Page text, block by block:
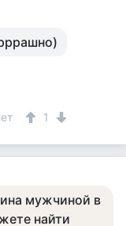
1
мужчиной в
найти